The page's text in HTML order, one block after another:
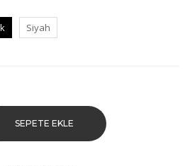
Siyah
SEPETE EKLE